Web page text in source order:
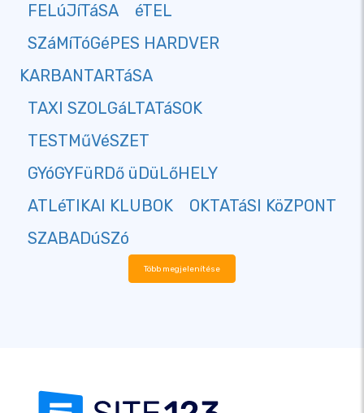
FELúJíTáSA
éTEL
SZáMíTóGéPES HARDVER
KARBANTARTáSA
TAXI SZOLGáLTATáSOK
TESTMűVéSZET
GYóGYFüRDő üDüLőHELY
ATLéTIKAI KLUBOK
OKTATáSI KöZPONT
SZABADúSZó
Több megjelenítése